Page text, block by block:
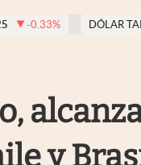
-0.33% DÓLAR
y